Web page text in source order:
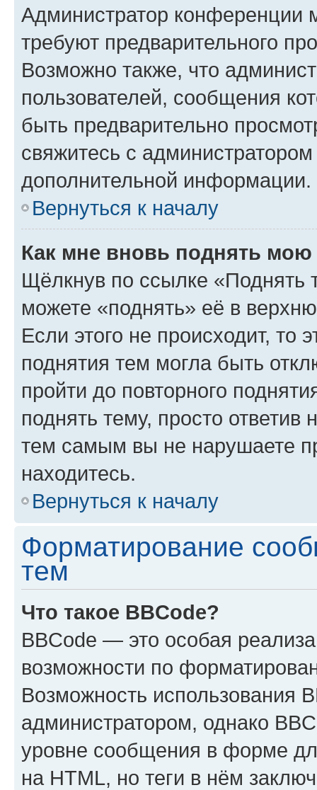
Администратор конференции
требуют предварительного
Возможно также, что
пользователей, сообщения
быть предварительно
свяжитесь с
дополнительной информации.
Вернуться к началу
Как мне вновь поднять мою
Щёлкнув по ссылке «Поднять
можете «поднять» её в
Если этого не происходит, то
поднятия тем могла быть
пройти до повторного
поднять тему, просто ответив
тем самым вы не нарушаете
находитесь.
Вернуться к началу
Форматирование
тем
Что такое BBCode?
BBCode — это особая
возможности по
Возможность использования
администратором, однако
уровне сообщения в форме
на HTML, но теги в нём